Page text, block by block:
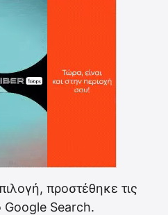
προστέθηκε τις
Google Search.